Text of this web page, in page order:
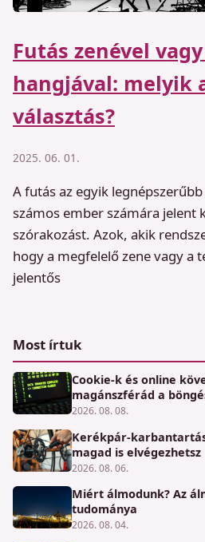
Futás zenével
hangjával: melyik
választás?
2025. 06. 01.
A futás az egyik
számos ember számára jelent
szórakozást. Azok, akik
hogy a megfelelő zene vagy a
jelentős
Most írtuk
Cookie-k és online
magánszférád a
2026. 08. 08.
Kerékpár-
magad is elvégezhetsz
2026. 08. 06.
Miért álmodunk? Az
tudománya
2026. 08. 04.